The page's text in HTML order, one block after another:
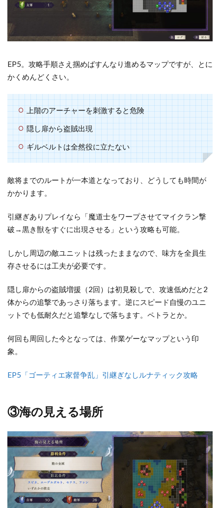
EP5。攻略手順さえ掴めばすんなり進めるマップですが、とに
かくめんどくさい。
上階のアーチャーを刺激すると危険
隠し扉から盗賊出現
ギルベルトは全然役に立たない
敵将までのルートが一本道となっており、どうしても時間が
かかります。
引継ぎありプレイなら「魔道士をワープさせてマイクラン撃
破→黒き獣をすぐに出現させる」という攻略も可能。
しかし周辺の敵ユニットは残ったままなので、味方を全員生
存させるには工夫が必要です。
隠し扉からの盗賊増援（2回）は初見殺しで、攻速低めだと2
体からの追撃であっさり落ちます。逆にスピード自慢のユニ
ットでも低耐久だと追撃なしで落ちます。ペトラとか。
何回も周回した今となっては、作業ゲーなマップという印
象。
EP5「ゴーティエ家督争乱」引継ぎなしルナティック攻略
③海の見える場所